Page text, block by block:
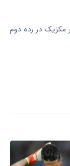
پشت سر مکزیک در رده دوم